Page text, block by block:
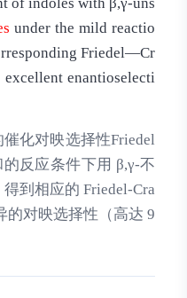
under the mild reactio
Friedel―Cr
enantioselecti
化对映选择性Friedel
反应条件下用 β,γ-不
得到相应的 Friedel-Cra
的对映选择性（高达 9